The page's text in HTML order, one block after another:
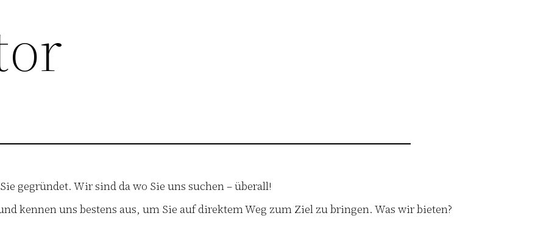
gegründet. Wir sind da wo Sie uns suchen – überall!
kennen uns bestens aus, um Sie auf direktem Weg zum Ziel zu bringen. Was wir bieten?